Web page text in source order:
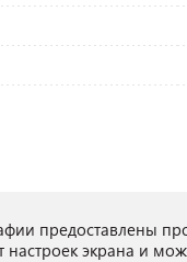
предоставлены
экрана и